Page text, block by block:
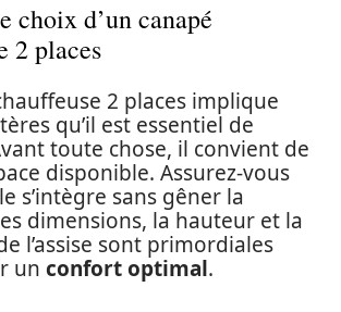
choix d’un canapé
2 places
2 places implique
qu’il est essentiel de
toute chose, il convient de
disponible. Assurez-vous
s’intègre sans gêner la
dimensions, la hauteur et la
l’assise sont primordiales
un confort optimal.